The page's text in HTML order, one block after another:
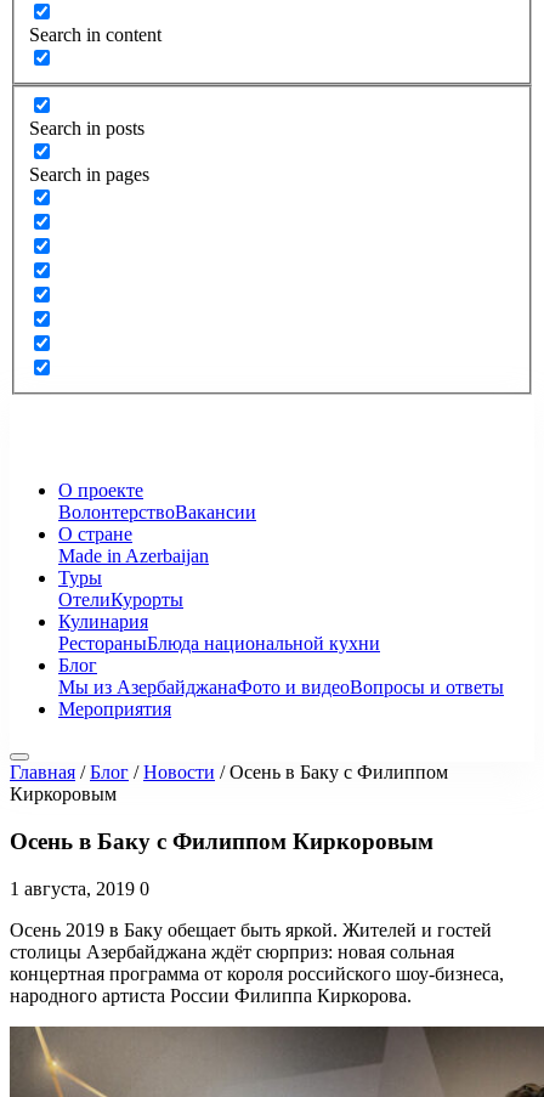
Search in content
Search in posts
Search in pages
О проекте
ВолонтерствоВакансии
О стране
Made in Azerbaijan
Туры
ОтелиКурорты
Кулинария
РестораныБлюда национальной кухни
Блог
Мы из АзербайджанаФото и видеоВопросы и ответы
Мероприятия
Главная /Блог /Новости /Осень в Баку с Филиппом
Киркоровым
Осень в Баку с Филиппом Киркоровым
1 августа, 2019 0
Осень 2019 в Баку обещает быть яркой. Жителей и гостей
столицы Азербайджана ждёт сюрприз: новая сольная
концертная программа от короля российского шоу-бизнеса,
народного артиста России Филиппа Киркорова.